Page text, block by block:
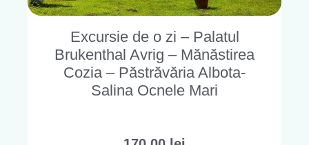
Excursie de o zi – Palatul
Brukenthal Avrig – Mănăstirea
Cozia – Păstrăvăria Albota-
Salina Ocnele Mari